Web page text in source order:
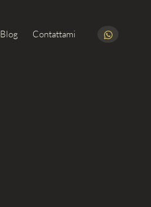
Blog Contattami